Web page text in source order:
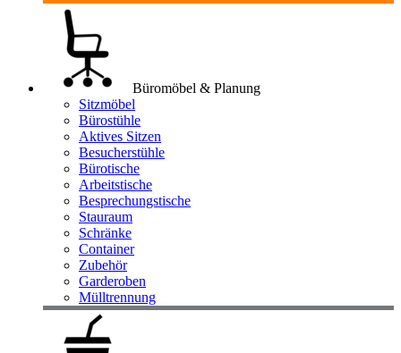
Büromöbel & Planung
Sitzmöbel
Bürostühle
Aktives Sitzen
Besucherstühle
Bürotische
Arbeitstische
Besprechungstische
Stauraum
Schränke
Container
Zubehör
Garderoben
Mülltrennung